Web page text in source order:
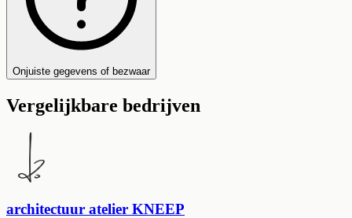
Onjuiste gegevens of bezwaar
Vergelijkbare bedrijven
architectuur atelier KNEEP